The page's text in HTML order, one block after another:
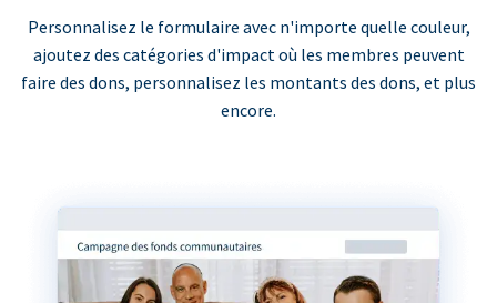
Personnalisez le formulaire avec n'importe quelle couleur,
ajoutez des catégories d'impact où les membres peuvent
faire des dons, personnalisez les montants des dons, et plus
encore.